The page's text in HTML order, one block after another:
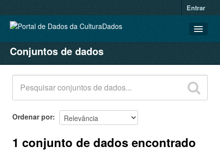
Entrar
CONJUNTOS DE DADOS
ORGANIZAÇÕES
GRUPOS
SOBRE
Conjuntos de dados
Ordenar por
1 conjunto de dados encontrado